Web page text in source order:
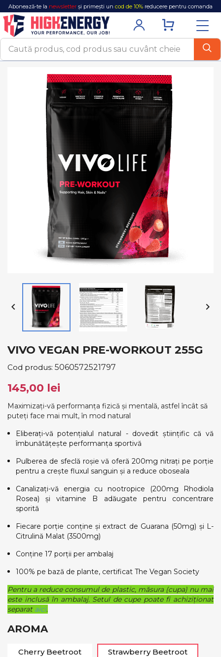
Abonează-te la newsletter și primești un cod de 10% reducere pentru comanda
ta!
 
VIVO VEGAN PRE-WORKOUT 255G
Cod produs: 5060572521797
145,00 lei
Maximizați-vă performanța fizică și mentală, astfel încât să
puteți face mai mult, în mod natural
Eliberați-vă potențialul natural - dovedit științific că vă
îmbunătățește performanța sportivă
Pulberea de sfeclă roșie vă oferă 200mg nitrați pe porție
pentru a crește fluxul sanguin și a reduce oboseala
Canalizați-vă energia cu nootropice (200mg Rhodiola
Rosea) și vitamine B adăugate pentru concentrare
sporită
Fiecare porție conține și extract de Guarana (50mg) și L-
Citrulină Malat (3500mg)
Conține 17 porții per ambalaj
100% pe bază de plante, certificat The Vegan Society
Pentru a reduce consumul de plastic, măsura (cupa) nu mai
este inclusă în ambalaj. Setul de cupe poate fi achiziționat
separat aici.
AROMA
Cherry Beetroot Strawberry Beetroot